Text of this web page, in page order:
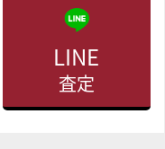
LINE
査定